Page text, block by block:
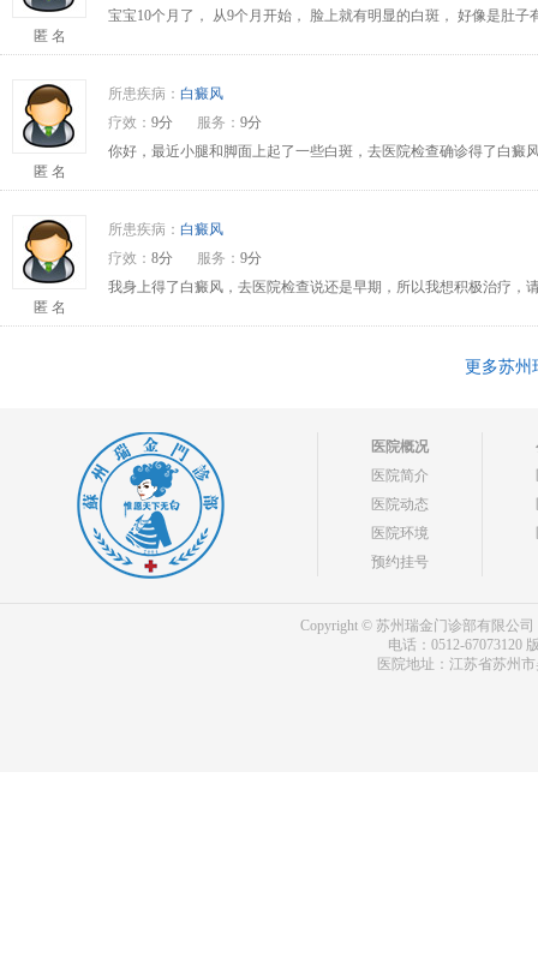
匿 名
宝宝10个月了， 从9个月开始， 脸上就有明显的白斑， 好像是肚
匿 名
所患疾病： 白癜风
疗效： 9分 服务： 9分
你好，最近小腿和脚面上起了一些白斑，去医院检查确诊得了白
匿 名
所患疾病： 白癜风
疗效： 8分 服务： 9分
我身上得了白癜风，去医院检查说还是早期，所以我想积极治疗，
更多苏州
医院概况
医院简介
医院动态
医院环境
预约挂号
Copyright © 苏州瑞金门诊部有限公司
电话：0512-67073120
医院地址：江苏省苏州